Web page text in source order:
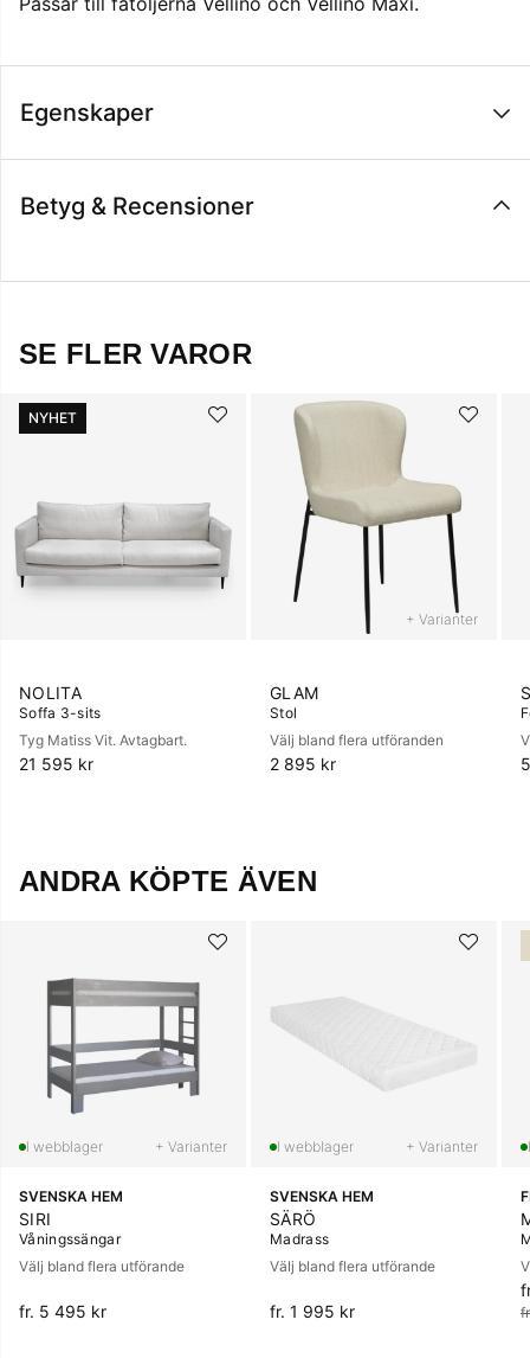
Egenskaper
Betyg & Recensioner
SE FLER VAROR
NYHET
NOLITA
Soffa 3-sits
Tyg Matiss Vit. Avtagbart.
21 595 kr
+ Varianter
GLAM
Stol
Välj bland flera utföranden
2 895 kr
ANDRA KÖPTE ÄVEN
+ Varianter
SVENSKA HEM
SIRI
Våningssängar
Välj bland flera utförande
fr. 5 495 kr
+ Varianter
SVENSKA HEM
SÄRÖ
Madrass
Välj bland flera utförande
fr. 1 995 kr